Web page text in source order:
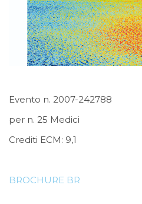
Evento n. 2007-242788
per n. 25 Medici
Crediti ECM: 9,1
BROCHURE BR